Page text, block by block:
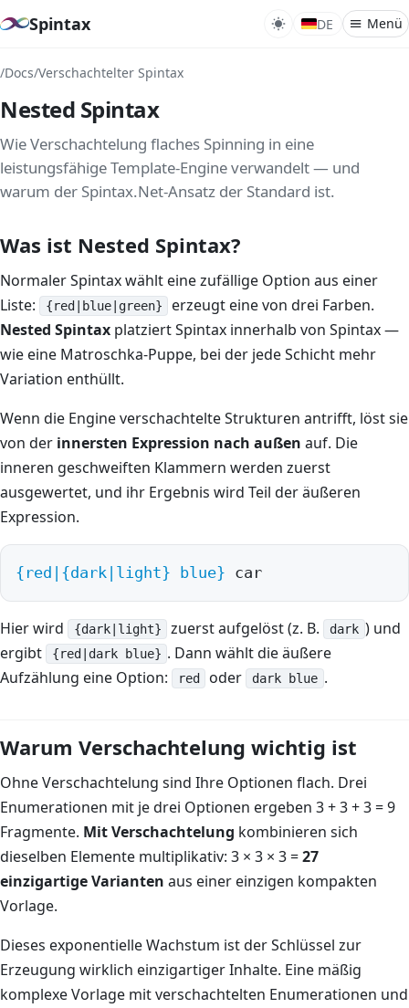
Spintax DE Menü
/Docs/Verschachtelter Spintax
Nested Spintax
Wie Verschachtelung flaches Spinning in eine
leistungsfähige Template-Engine verwandelt — und
warum der Spintax.Net-Ansatz der Standard ist.
Was ist Nested Spintax?
Normaler Spintax wählt eine zufällige Option aus einer
Liste:
{red|blue|green}
erzeugt eine von drei Farben.
Nested Spintax platziert Spintax innerhalb von Spintax —
wie eine Matroschka-Puppe, bei der jede Schicht mehr
Variation enthüllt.
Wenn die Engine verschachtelte Strukturen antrifft, löst sie
von der innersten Expression nach außen auf. Die
inneren geschweiften Klammern werden zuerst
ausgewertet, und ihr Ergebnis wird Teil der äußeren
Expression.
{red| {dark|light} blue} car
Hier wird {dark|light} zuerst aufgelöst (z. B. dark ) und
ergibt
{red|dark blue} . Dann wählt die äußere
Aufzählung eine Option:
red oder dark blue .
Warum Verschachtelung wichtig ist
Ohne Verschachtelung sind Ihre Optionen flach. Drei
Enumerationen mit je drei Optionen ergeben 3 + 3 + 3 = 9
Fragmente. Mit Verschachtelung kombinieren sich
dieselben Elemente multiplikativ: 3 × 3 × 3 =27
einzigartige Varianten aus einer einzigen kompakten
Vorlage.
Dieses exponentielle Wachstum ist der Schlüssel zur
Erzeugung wirklich einzigartiger Inhalte. Eine mäßig
komplexe Vorlage mit verschachtelten Enumerationen und